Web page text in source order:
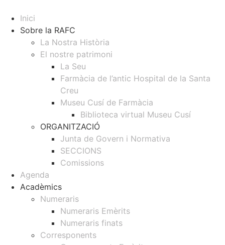
Inici
Sobre la RAFC
La Nostra Història
El nostre patrimoni
La Seu
Farmàcia de l’antic Hospital de la Santa
Creu
Museu Cusí de Farmàcia
Biblioteca virtual Museu Cusí
ORGANITZACIÓ
Junta de Govern i Normativa
SECCIONS
Comissions
Agenda
Acadèmics
Numeraris
Numeraris Emèrits
Numeraris finats
Corresponents